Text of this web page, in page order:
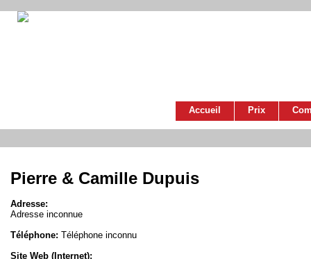
Accueil Prix
Pierre & Camille Dupuis
Adresse:
Adresse inconnue
Téléphone: Téléphone inconnu
Site Web (Internet):